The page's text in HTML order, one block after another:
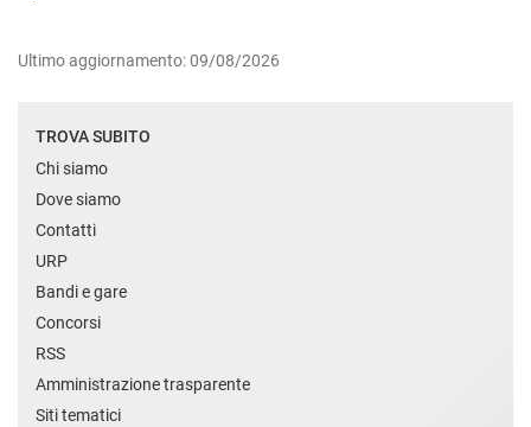
Ultimo aggiornamento: 09/08/2026
TROVA SUBITO
Chi siamo
Dove siamo
Contatti
URP
Bandi e gare
Concorsi
RSS
Amministrazione trasparente
Siti tematici